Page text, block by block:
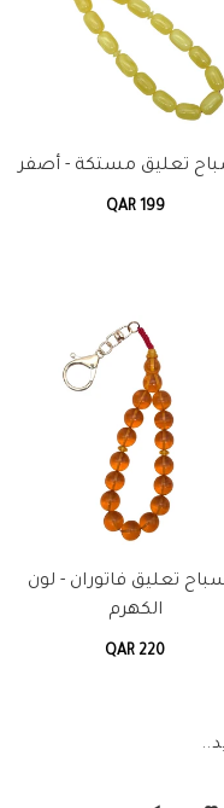
تعليق مستكة - أصفر
QAR 199
تعليق فاتوران - لون
الكهرم
QAR 220